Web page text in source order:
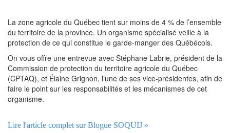
La zone agricole du Québec tient sur moins de 4 % de l’ensemble
du territoire de la province. Un organisme spécialisé veille à la
protection de ce qui constitue le garde-manger des Québécois.
On vous offre une entrevue avec Stéphane Labrie, président de la
Commission de protection du territoire agricole du Québec
(CPTAQ), et Élaine Grignon, l’une de ses vice-présidentes, afin de
faire le point sur les responsabilités et les mécanismes de cet
organisme.
Lire l'article complet sur Blogue SOQUIJ »